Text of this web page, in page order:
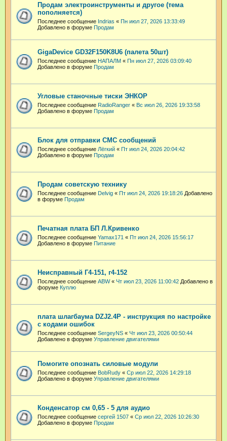
Продам электроинструменты и другое (тема
пополняется)
Последнее сообщение Indrias « Пн июл 27, 2026 13:33:49
Добавлено в форуме Продам
GigaDevice GD32F150K8U6 (палета 50шт)
Последнее сообщение НАПАЛМ « Пн июл 27, 2026 03:09:40
Добавлено в форуме Продам
Угловые станочные тиски ЭНКОР
Последнее сообщение RadioRanger « Вс июл 26, 2026 19:33:58
Добавлено в форуме Продам
Блок для отправки СМС сообщений
Последнее сообщение Лёгкий « Пт июл 24, 2026 20:04:42
Добавлено в форуме Продам
Продам советскую технику
Последнее сообщение Delvig « Пт июл 24, 2026 19:18:26 Добавлено
в форуме Продам
Печатная плата БП Л.Кривенко
Последнее сообщение Yamax171 « Пт июл 24, 2026 15:56:17
Добавлено в форуме Питание
Неисправный Г4-151, г4-152
Последнее сообщение ABW« Чт июл 23, 2026 11:00:42 Добавлено в
форуме Куплю
плата шлагбаума DZJ2.4P - инструкция по настройке
с кодами ошибок
Последнее сообщение SergeyNS « Чт июл 23, 2026 00:50:44
Добавлено в форуме Управление двигателями
Помогите опознать силовые модули
Последнее сообщение BobRudy « Ср июл 22, 2026 14:29:18
Добавлено в форуме Управление двигателями
Конденсатор см 0,65 - 5 для аудио
Последнее сообщение сергей 1507 « Ср июл 22, 2026 10:26:30
Добавлено в форуме Продам